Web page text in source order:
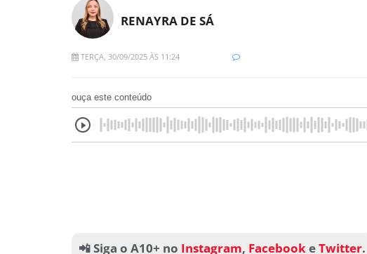
RENAYRA DE SÁ
TERÇA, 30/09/2025 ÀS 11:24
ouça este conteúdo
📲 Siga o A10+ no Instagram, FacebookeTwitter.